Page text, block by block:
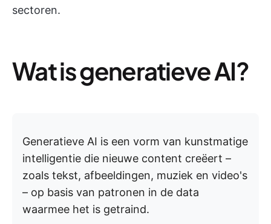
sectoren.
Wat is generatieve AI?
Generatieve AI is een vorm van kunstmatige
intelligentie die nieuwe content creëert –
zoals tekst, afbeeldingen, muziek en video's
– op basis van patronen in de data
waarmee het is getraind.